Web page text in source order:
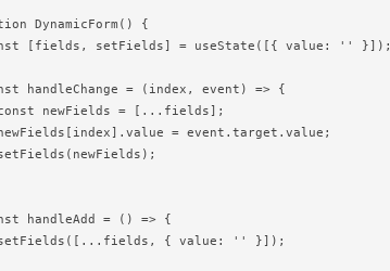
DynamicForm() {
[fields, setFields] = useState([{ value: '' }]);
handleChange = (index, event) => {
newFields = [...fields];
= event.target.value;
handleAdd = () => {
{ value: '' }]);